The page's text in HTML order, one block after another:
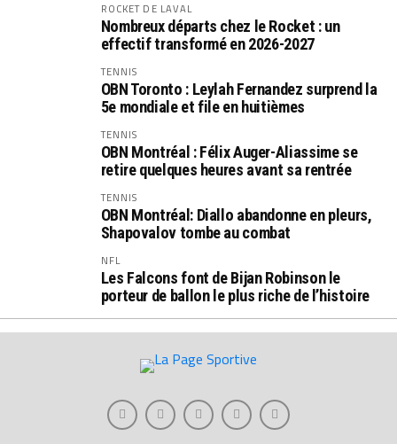
ROCKET DE LAVAL
Nombreux départs chez le Rocket : un
effectif transformé en 2026-2027
TENNIS
OBN Toronto : Leylah Fernandez surprend la
5e mondiale et file en huitièmes
TENNIS
OBN Montréal : Félix Auger-Aliassime se
retire quelques heures avant sa rentrée
TENNIS
OBN Montréal: Diallo abandonne en pleurs,
Shapovalov tombe au combat
NFL
Les Falcons font de Bijan Robinson le
porteur de ballon le plus riche de l’histoire